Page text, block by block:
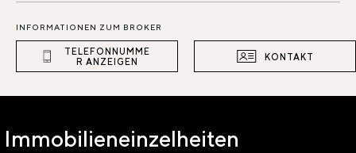
INFORMATIONEN ZUM BROKER
TELEFONNUMME
R ANZEIGEN
KONTAKT
Immobilieneinzelheiten